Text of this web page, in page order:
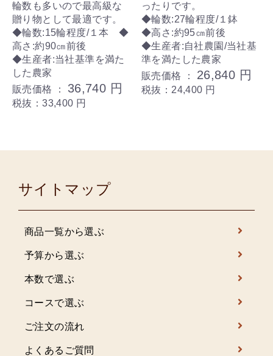
輪数も多いので最高級な
贈り物として最適です。
◆輪数:15輪程度/１本 ◆
高さ:約90㎝前後
◆生産者:当社基準を満た
した農家
販売価格 ： 36,740 円
税抜：33,400 円
ったりです。
◆輪数:27輪程度/１鉢
◆高さ:約95㎝前後
◆生産者:自社農園/当社基
準を満たした農家
販売価格 ： 26,840 円
税抜：24,400 円
サイトマップ
商品一覧から選ぶ
予算から選ぶ
本数で選ぶ
コースで選ぶ
ご注文の流れ
よくあるご質問